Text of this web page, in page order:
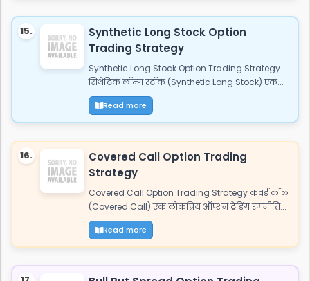
15.
Synthetic Long Stock Option
Trading Strategy
Synthetic Long Stock Option Trading Strategy
सिंथेटिक लॉन्ग स्टॉक (Synthetic Long Stock) एक...
Read more
16.
Covered Call Option Trading
Strategy
Covered Call Option Trading Strategy कवर्ड कॉल
(Covered Call) एक लोकप्रिय ऑप्शन ट्रेडिंग रणनीति...
Read more